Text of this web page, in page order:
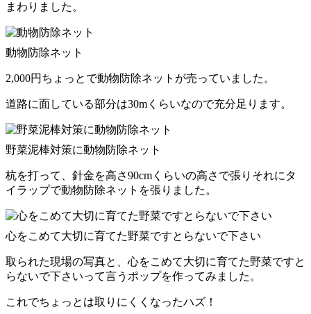
まわりました。
動物防除ネット
2,000円ちょっとで動物防除ネットが売っていました。
道路に面している部分は30mくらいなので充分足ります。
野菜泥棒対策に動物防除ネット
杭を打って、針金を高さ90cmくらいの高さで張りそれにタ
イラップで動物防除ネットを張りました。
心をこめて大切に育てた野菜ですとらないで下さい
取られた現場の写真と、心をこめて大切に育てた野菜ですと
らないで下さいって言うポップを作ってみました。
これでちょっとは取りにくくなったハズ！